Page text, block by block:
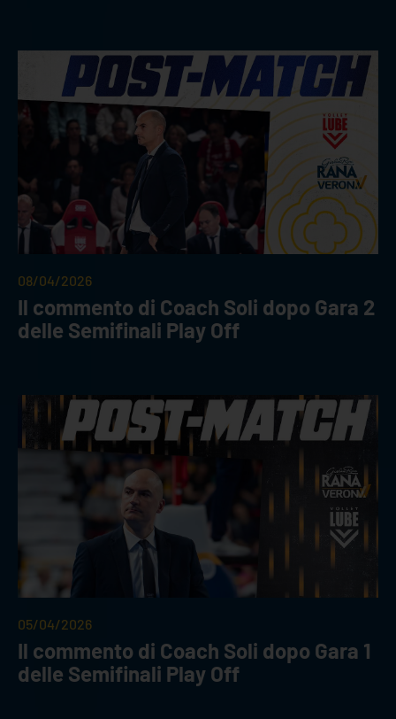
08/04/2026
Il commento di Coach Soli dopo Gara 2
delle Semifinali Play Off
05/04/2026
Il commento di Coach Soli dopo Gara 1
delle Semifinali Play Off